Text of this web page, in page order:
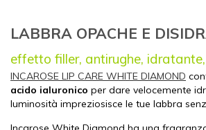
LABBRA OPACHE E
effetto filler, antirughe,
INCAROSE LIP CARE WHITE DIAMOND
acido ialuronico per dare velocemente
luminosità impreziosisce le tue labbra